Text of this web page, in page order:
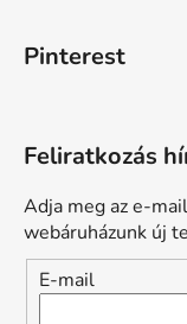
Pinterest
Feliratkozás
Adja meg az e-
webáruházunk új
E-mail